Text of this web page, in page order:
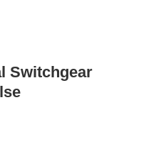
Switchgear